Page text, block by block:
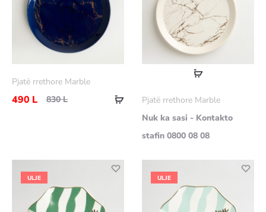
Shtoje
shportë
Pjatë rrethore Marble
830L
490 L
Lexoni
Pjatë rrethore Marble
Nuk ka sasi - Kontakto
stafin 0800 08 08
ULJE ULJE